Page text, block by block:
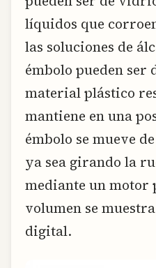
líquidos que
las soluciones de
émbolo pueden ser
material plástico
mantiene en una
émbolo se mueve
ya sea girando la
mediante un motor
volumen se
digital.